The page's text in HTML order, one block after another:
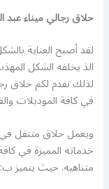
حلاق رجالي ميناء عبد
لقد أصبح العناية
الذ يخلفه الشكل
لذلك نقدم لكم حلاق
في كافة الموديلات
ويعمل حلاق متنقل في
خدماته المميزة في
متناهيه. حيث يتميز ب: